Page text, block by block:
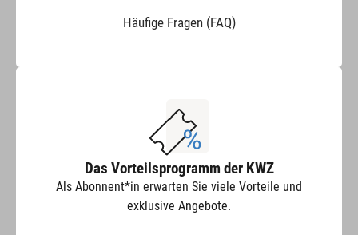
Häufige Fragen (FAQ)
Das Vorteilsprogramm der KWZ
Als Abonnent*in erwarten Sie viele Vorteile und
exklusive Angebote.